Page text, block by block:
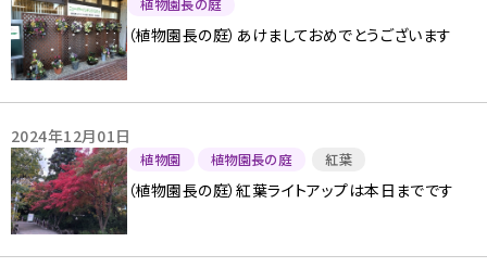
植物園長の庭
（植物園長の庭）あけましておめでとうございます
2024年12月01日
植物園 植物園長の庭 紅葉
（植物園長の庭）紅葉ライトアップは本日までです